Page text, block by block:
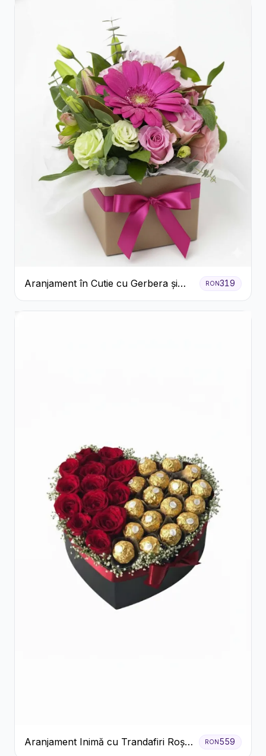
Aranjament în Cutie cu Gerbera și
Trandafiri Roz
RON319
Aranjament Inimă cu Trandafiri Roșii
RON559